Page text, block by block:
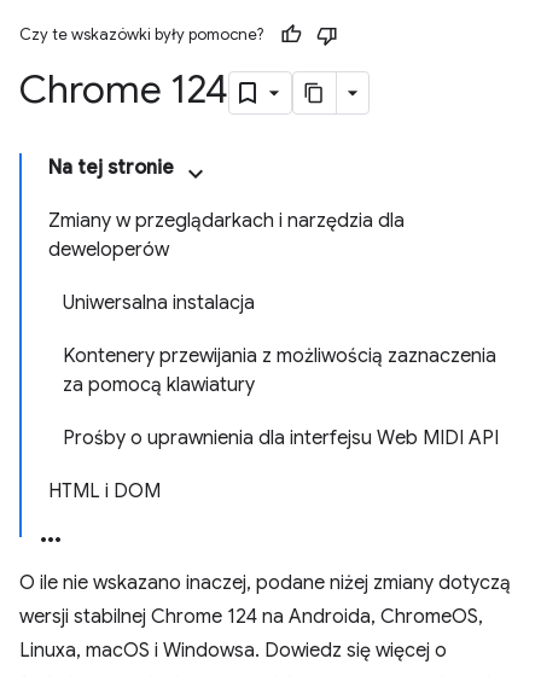
Czy te wskazówki były pomocne?
Chrome 124
Na tej stronie
Zmiany w przeglądarkach i narzędzia dla
deweloperów
Uniwersalna instalacja
Kontenery przewijania z możliwością zaznaczenia
za pomocą klawiatury
Prośby o uprawnienia dla interfejsu Web MIDI API
HTML i DOM
O ile nie wskazano inaczej, podane niżej zmiany dotyczą
wersji stabilnej Chrome 124 na Androida, ChromeOS,
Linuxa, macOS i Windowsa. Dowiedz się więcej o